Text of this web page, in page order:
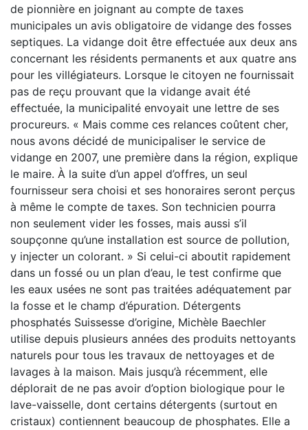
de pionnière en joignant au compte de taxes
municipales un avis obligatoire de vidange des fosses
septiques. La vidange doit être effectuée aux deux ans
concernant les résidents permanents et aux quatre ans
pour les villégiateurs. Lorsque le citoyen ne fournissait
pas de reçu prouvant que la vidange avait été
effectuée, la municipalité envoyait une lettre de ses
procureurs. « Mais comme ces relances coûtent cher,
nous avons décidé de municipaliser le service de
vidange en 2007, une première dans la région, explique
le maire. À la suite d’un appel d’offres, un seul
fournisseur sera choisi et ses honoraires seront perçus
à même le compte de taxes. Son technicien pourra
non seulement vider les fosses, mais aussi s’il
soupçonne qu’une installation est source de pollution,
y injecter un colorant. » Si celui-ci aboutit rapidement
dans un fossé ou un plan d’eau, le test confirme que
les eaux usées ne sont pas traitées adéquatement par
la fosse et le champ d’épuration. Détergents
phosphatés Suissesse d’origine, Michèle Baechler
utilise depuis plusieurs années des produits nettoyants
naturels pour tous les travaux de nettoyages et de
lavages à la maison. Mais jusqu’à récemment, elle
déplorait de ne pas avoir d’option biologique pour le
lave-vaisselle, dont certains détergents (surtout en
cristaux) contiennent beaucoup de phosphates. Elle a